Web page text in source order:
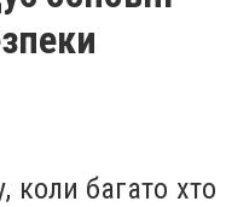
коли багато хто